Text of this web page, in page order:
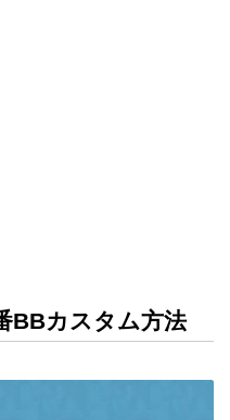
BBカスタム方法